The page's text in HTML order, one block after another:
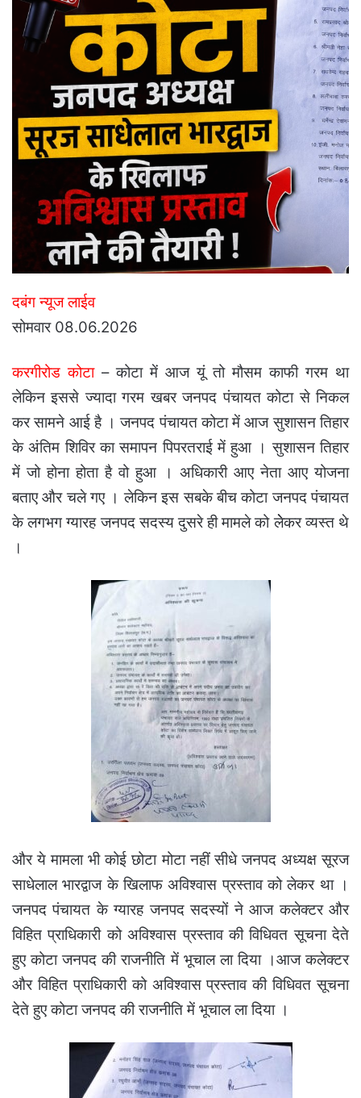
दबंग न्यूज लाईव
सोमवार 08.06.2026
करगीरोड कोटा– कोटा में आज यूं तो मौसम काफी गरम था
लेकिन इससे ज्यादा गरम खबर जनपद पंचायत कोटा से निकल
कर सामने आई है । जनपद पंचायत कोटा में आज सुशासन तिहार
के अंतिम शिविर का समापन पिपरतराई में हुआ । सुशासन तिहार
में जो होना होता है वो हुआ । अधिकारी आए नेता आए योजना
बताए और चले गए । लेकिन इस सबके बीच कोटा जनपद पंचायत
के लगभग ग्यारह जनपद सदस्य दुसरे ही मामले को लेेकर व्यस्त थे
।
और ये मामला भी कोई छोटा मोटा नहीं सीधे जनपद अध्यक्ष सूरज
साधेलाल भारद्वाज के खिलाफ अविश्वास प्रस्ताव को लेकर था ।
जनपद पंचायत के ग्यारह जनपद सदस्यों ने आज कलेक्टर और
विहित प्राधिकारी को अविश्वास प्रस्ताव की विधिवत सूचना देते
हुए कोटा जनपद की राजनीति में भूचाल ला दिया ।आज कलेक्टर
और विहित प्राधिकारी को अविश्वास प्रस्ताव की विधिवत सूचना
देते हुए कोटा जनपद की राजनीति में भूचाल ला दिया ।